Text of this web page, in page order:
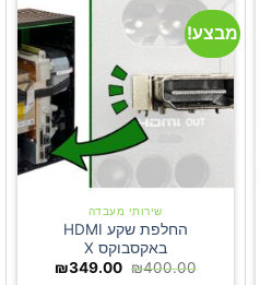
מבצע!
שירותי מעבדה
החלפת שקע HDMI
באקסבוקס X
₪400.00
המחיר
₪349.00